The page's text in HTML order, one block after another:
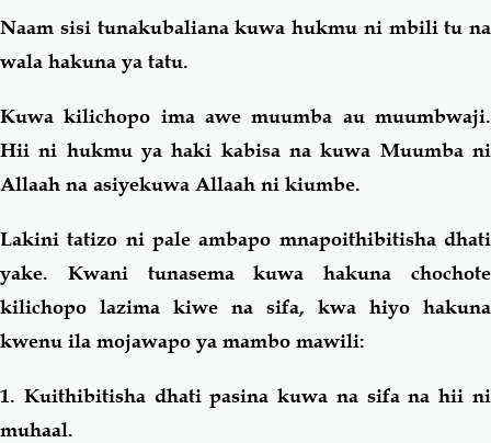
Naam sisi tunakubaliana kuwa hukmu ni mbili tu na
wala hakuna ya tatu.
Kuwa kilichopo ima awe muumba au muumbwaji.
Hii ni hukmu ya haki kabisa na kuwa Muumba ni
Allaah na asiyekuwa Allaah ni kiumbe.
Lakini tatizo ni pale ambapo mnapoithibitisha dhati
yake. Kwani tunasema kuwa hakuna chochote
kilichopo lazima kiwe na sifa, kwa hiyo hakuna
kwenu ila mojawapo ya mambo mawili:
1. Kuithibitisha dhati pasina kuwa na sifa na hii ni
muhaal.